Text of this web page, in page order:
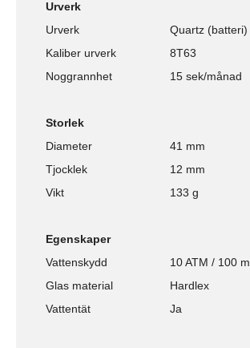
Urverk
Urverk
Quartz (batteri)
Kaliber urverk
8T63
Noggrannhet
15 sek/månad
Storlek
Diameter
41 mm
Tjocklek
12 mm
Vikt
133 g
Egenskaper
Vattenskydd
10 ATM / 100 m
Glas material
Hardlex
Vattentät
Ja